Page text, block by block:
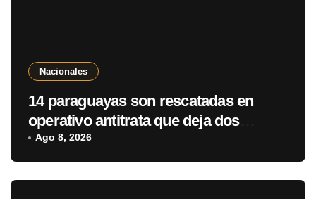
Nacionales
14 paraguayas son rescatadas en
operativo antitrata que deja dos
detenidos en Brasil
Ago 8, 2026